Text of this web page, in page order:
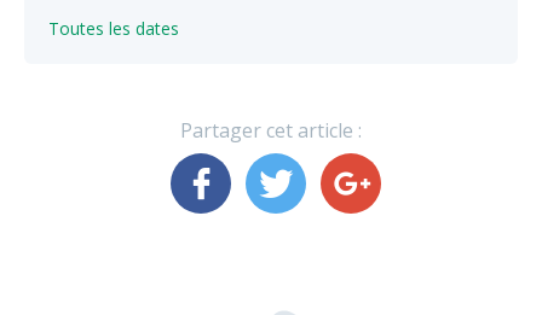
Toutes les dates
Partager cet article :